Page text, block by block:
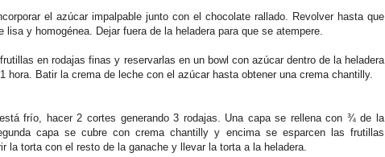
el azúcar impalpable junto con el chocolate rallado. Revolver hasta que
lisa y homogénea. Dejar fuera de la heladera para que se atempere.
en rodajas finas y reservarlas en un bowl con azúcar dentro de la heladera
hora. Batir la crema de leche con el azúcar hasta obtener una crema chantilly.
frío, hacer 2 cortes generando 3 rodajas. Una capa se rellena con ¾ de la
capa se cubre con crema chantilly y encima se esparcen las frutillas
la torta con el resto de la ganache y llevar la torta a la heladera.